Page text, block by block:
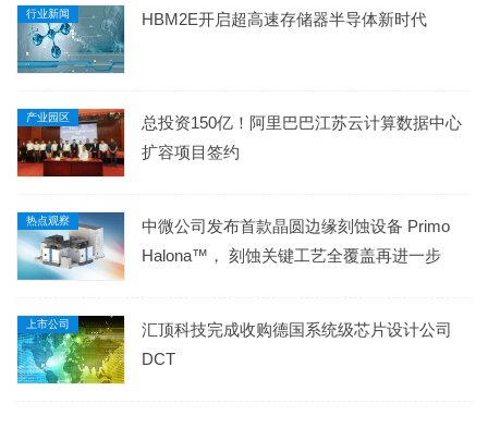
行业新闻 HBM2E开启超高速存储器半导体新时代
产业园区
总投资150亿！阿里巴巴江苏云计算数据中心
扩容项目签约
热点观察
中微公司发布首款晶圆边缘刻蚀设备 Primo
Halona™， 刻蚀关键工艺全覆盖再进一步
上市公司
汇顶科技完成收购德国系统级芯片设计公司
DCT